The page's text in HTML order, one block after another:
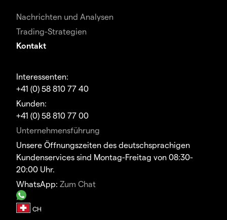
Nachrichten und Analysen
Trading-Strategien
Kontakt
Interessenten:
+41 (0) 58 810 77 40
Kunden:
+41 (0) 58 810 77 00
Unternehmensführung
Unsere Öffnungszeiten des deutschsprachigen
Kundenservices sind Montag-Freitag von 08:30-
20:00 Uhr.
WhatsApp: Zum Chat